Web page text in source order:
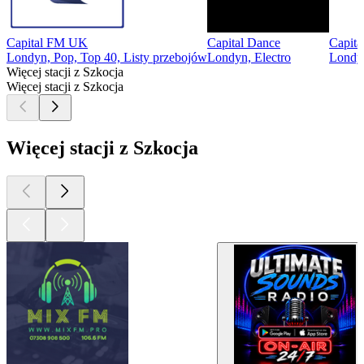
Capital FM UK
Londyn, Pop, Top 40, Listy przebojów
Capital Dance
Londyn, Electro
Więcej stacji z Szkocja
Więcej stacji z Szkocja
Więcej stacji z Szkocja